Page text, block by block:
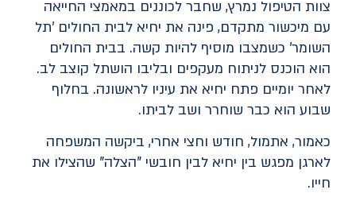
צוות הטיפול נמרץ, שחבר לכוננים במאמצי החייאה
עם מיכשור מתקדם, פינה את יחיא לבית החולים 'תל
השומר' כשמצבו מוסיף להיות קשה. בבית החולים
הוא הוכנס לניתוח מעקפים ובליבו הושתל קוצב לב.
לאחר יומיים פתח יחיא את עיניו לראשונה. בחלוף
שבוע הוא כבר שוחרר ושב לביתו.
כאמור, אתמול, חודש וחצי אחרי, ביקשה המשפחה
לארגן מפגש בין יחיא לבין חובשי "הצלה" שהצילו את
חייו.